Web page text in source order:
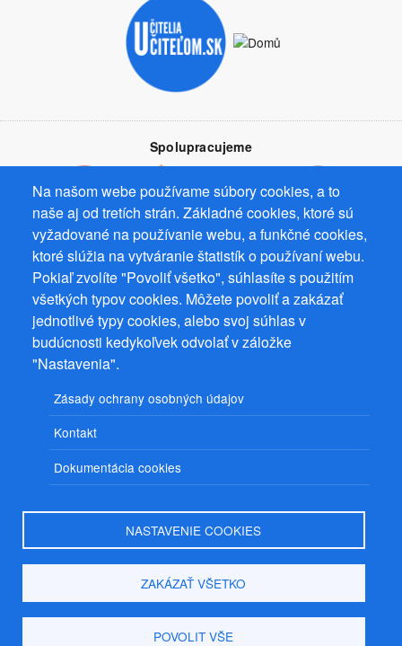
Na našom webe používame súbory cookies, a to
naše aj od tretích strán. Základné cookies, ktoré sú
vyžadované na používanie webu, a funkčné cookies,
ktoré slúžia na vytváranie štatistík o používaní webu.
Pokiaľ zvolíte "Povoliť všetko", súhlasíte s použitím
všetkých typov cookies. Môžete povoliť a zakázať
jednotlivé typy cookies, alebo svoj súhlas v
budúcnosti kedykoľvek odvolať v záložke
"Nastavenia".
Zásady ochrany osobných údajov
Kontakt
Dokumentácia cookies
NASTAVENIE COOKIES
ZAKÁZAŤ VŠETKO
POVOLIT VŠE
Spolupracujeme
Prevádzkovateľ: Mgr. Bc. Žaneta Radimecká, MBA, Ostrov 256, 561
22 Ostrov, IČ 08993033, DIČ CZ9161263958
© 2026PuzzleWebss.r.o.